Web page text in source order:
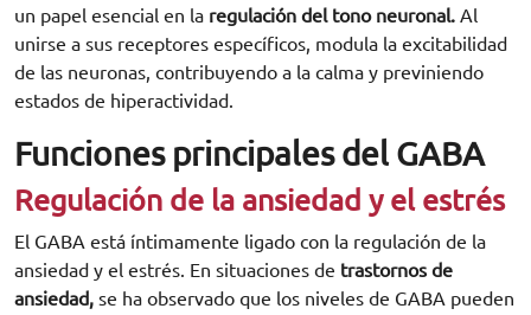
un papel esencial en la regulación del tono neuronal. Al
unirse a sus receptores específicos, modula la excitabilidad
de las neuronas, contribuyendo a la calma y previniendo
estados de hiperactividad.
Funciones principales del GABA
Regulación de la ansiedad y el estrés
El GABA está íntimamente ligado con la regulación de la
ansiedad y el estrés. En situaciones de trastornos de
ansiedad, se ha observado que los niveles de GABA pueden